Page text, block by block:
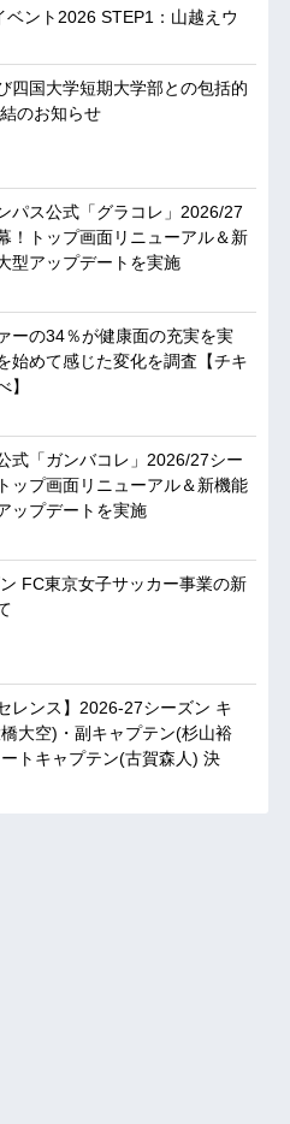
ント2026 STEP1：山越えウ
四国大学短期大学部との包括的
のお知らせ
パス公式「グラコレ」2026/27
！トップ画面リニューアル＆新
型アップデートを実施
ーの34％が健康面の充実を実
始めて感じた変化を調査【チキ
】
式「ガンバコレ」2026/27シー
ップ画面リニューアル＆新機能
ップデートを実施
FC東京女子サッカー事業の新
レンス】2026-27シーズン キ
大空)・副キャプテン(杉山裕
トキャプテン(古賀森人) 決